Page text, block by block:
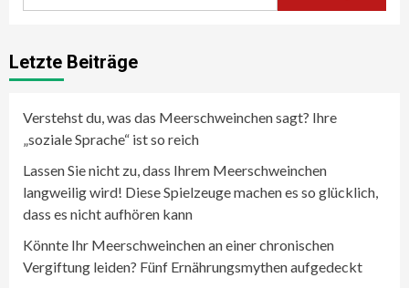
Letzte Beiträge
Verstehst du, was das Meerschweinchen sagt? Ihre
„soziale Sprache“ ist so reich
Lassen Sie nicht zu, dass Ihrem Meerschweinchen
langweilig wird! Diese Spielzeuge machen es so glücklich,
dass es nicht aufhören kann
Könnte Ihr Meerschweinchen an einer chronischen
Vergiftung leiden? Fünf Ernährungsmythen aufgedeckt